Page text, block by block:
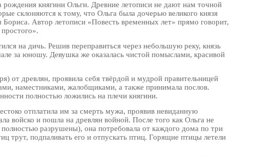
рождения княгини Ольги. Древние летописи не дают нам точной
склоняются к тому, что Ольга была дочерью великого князя
Автор летописи «Повесть временных лет» прямо говорит,
на дичь. Решив переправиться через небольшую реку, князь
за юношу. Девушка же оказалась чистой помыслами, красивой
от древлян, проявила себя твёрдой и мудрой правительницей
наместниками, жалобщиками, а также принимала послов.
полностью ложились на плечи княгини.
отплатила им за смерть мужа, проявив невиданную
войско и пошла на древлян войной. После того как Ольга не
разрушены), она потребовала от каждого дома по три
трут, подпаливать его и отпускать птиц. Горящие птицы летели